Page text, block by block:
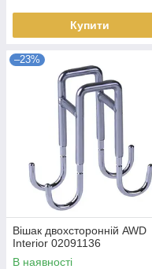
Купити
–23%
Вішак двохсторонній AWD
Interior 02091136
В наявності